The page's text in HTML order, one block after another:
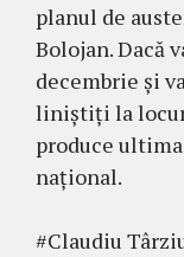
planul de
Bolojan. Dacă
decembrie și
liniștiți la
produce
național.
#Claudiu